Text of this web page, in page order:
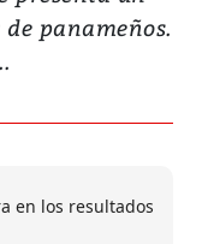
panameños.
en los resultados